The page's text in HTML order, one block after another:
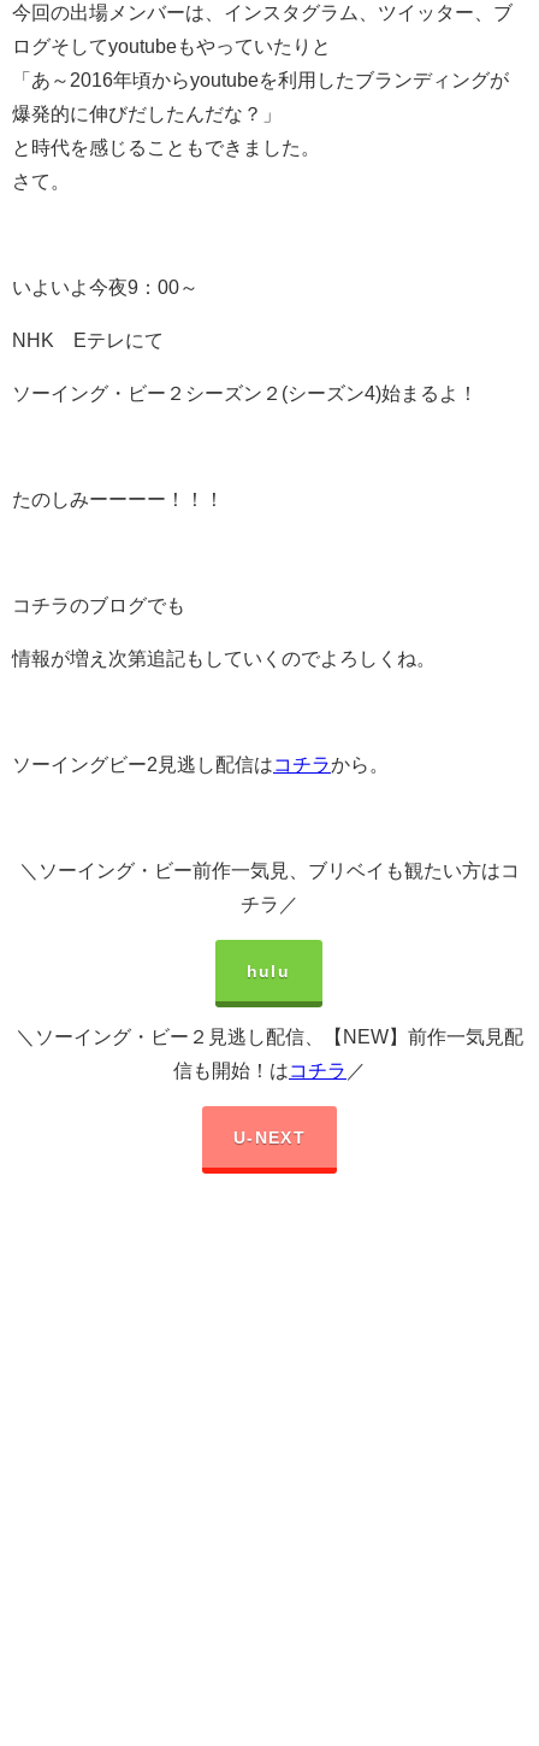
今回の出場メンバーは、インスタグラム、ツイッター、ブ
ログそしてyoutubeもやっていたりと
「あ～2016年頃からyoutubeを利用したブランディングが
爆発的に伸びだしたんだな？」
と時代を感じることもできました。
さて。
いよいよ今夜9：00～
NHK Eテレにて
ソーイング・ビー２シーズン２(シーズン4)始まるよ！
たのしみーーーー！！！
コチラのブログでも
情報が増え次第追記もしていくのでよろしくね。
ソーイングビー2見逃し配信はコチラから。
＼ソーイング・ビー前作一気見、ブリベイも観たい方はコ
チラ／
hulu
＼ソーイング・ビー２見逃し配信、【NEW】前作一気見配
信も開始！はコチラ ／
U-NEXT